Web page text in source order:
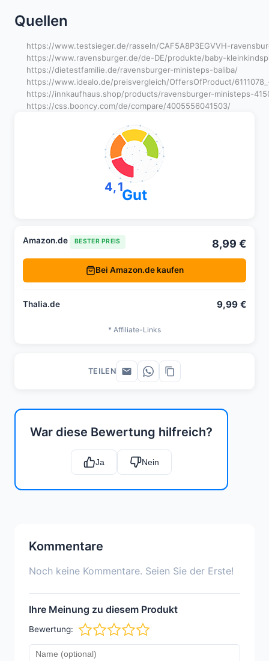
Quellen
https://www.testsieger.de/rasseln/CAF5A8P3EGVVH-
https://www.ravensburger.de/de-DE/produkte/baby-
https://dietestfamilie.de/ravensburger-ministeps-baliba/
https://www.idealo.de/preisvergleich/OffersOfProduct/
https://innkaufhaus.shop/products/ravensburger-ministeps-
https://css.booncy.com/de/compare/4005556041503/
War diese Bewertung hilfreich?
Ja Nein
Kommentare
Noch keine Kommentare. Seien Sie der Erste!
Ihre Meinung zu diesem Produkt
Bewertung:
4,1Gut
Amazon.de BESTER PREIS 8,99 €
Bei Amazon.de kaufen
Thalia.de 9,99 €
* Affiliate-Links
TEILEN